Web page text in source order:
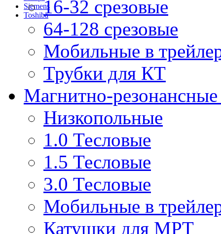
Siemens
Toshiba16-32 срезовые
64-128 срезовые
Мобильные в
Трубки для КТ
Магнитно-
Низкопольные
1.0 Тесловые
1.5 Тесловые
3.0 Тесловые
Мобильные в
Катушки для МРТ